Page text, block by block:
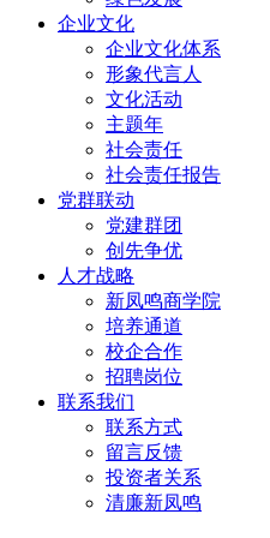
企业文化
企业文化体系
形象代言人
文化活动
主题年
社会责任
社会责任报告
党群联动
党建群团
创先争优
人才战略
新凤鸣商学院
培养通道
校企合作
招聘岗位
联系我们
联系方式
留言反馈
投资者关系
清廉新凤鸣